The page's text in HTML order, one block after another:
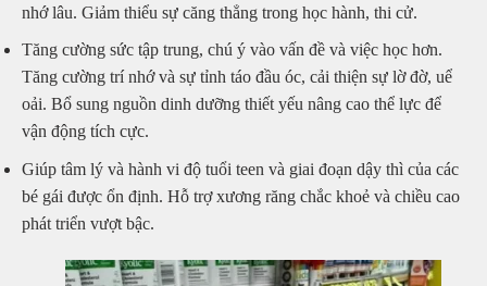
nhớ lâu. Giảm thiểu sự căng thẳng trong học hành, thi cử.
Tăng cường sức tập trung, chú ý vào vấn đề và việc học hơn.
Tăng cường trí nhớ và sự tỉnh táo đầu óc, cải thiện sự lờ đờ, uể
oải. Bổ sung nguồn dinh dưỡng thiết yếu nâng cao thể lực để
vận động tích cực.
Giúp tâm lý và hành vi độ tuổi teen và giai đoạn dậy thì của các
bé gái được ổn định. Hỗ trợ xương răng chắc khoẻ và chiều cao
phát triển vượt bậc.